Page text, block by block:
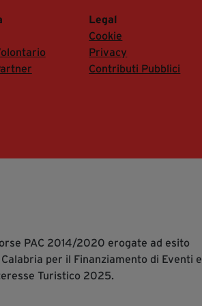
Legal
Cookie
Privacy
Contributi Pubblici
PAC 2014/2020 erogate ad esito
per il Finanziamento di Eventi e
Turistico 2025.